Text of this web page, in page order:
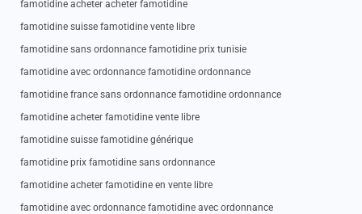
famotidine acheter acheter famotidine
famotidine suisse famotidine vente libre
famotidine sans ordonnance famotidine prix tunisie
famotidine avec ordonnance famotidine ordonnance
famotidine france sans ordonnance famotidine ordonnance
famotidine acheter famotidine vente libre
famotidine suisse famotidine générique
famotidine prix famotidine sans ordonnance
famotidine acheter famotidine en vente libre
famotidine avec ordonnance famotidine avec ordonnance